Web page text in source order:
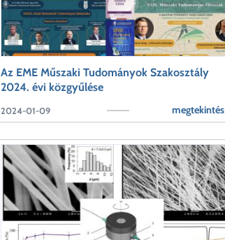
Az EME Műszaki Tudományok Szakosztály
2024. évi közgyűlése
megtekintés
2024-01-09